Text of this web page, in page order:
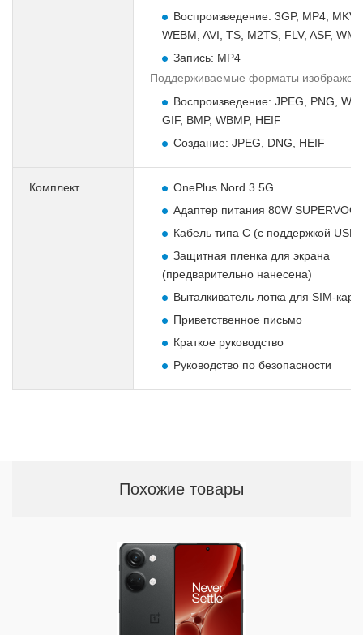
Воспроизведение: 3GP, MP4, MKV,
WEBM, AVI, TS, M2TS, FLV, ASF, WMV
Запись: MP4
Поддерживаемые форматы
Воспроизведение: JPEG, PNG,
GIF, BMP, WBMP, HEIF
Создание: JPEG, DNG, HEIF
Комплект
OnePlus Nord 3 5G
Адаптер питания 80W
Кабель типа C (с поддержкой USB
Защитная пленка для экрана
(предварительно нанесена)
Выталкиватель лотка для SIM-
Приветственное письмо
Краткое руководство
Руководство по безопасности
Похожие товары